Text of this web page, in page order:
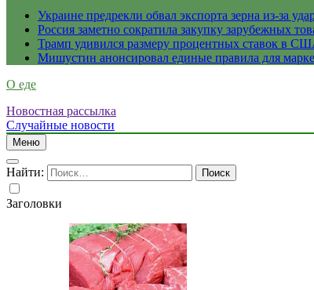
Украине предрекли обвал экспорта зерна из-за
Россия заметно сократила закупку зарубежных
Трамп удивился размеру процентных ставок в
Мишустин анонсировал единые правила для
О еде
Новостная рассылка
Случайные новости
Меню
Найти:
Заголовки